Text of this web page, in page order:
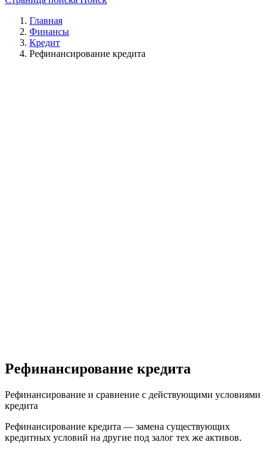
Главная
Финансы
Кредит
Рефинансирование кредита
Рефинансирование кредита
Рефинансирование и сравнение с действующими условиями
кредита
Рефинансирование кредита — замена существующих
кредитных условий на другие под залог тех же активов.